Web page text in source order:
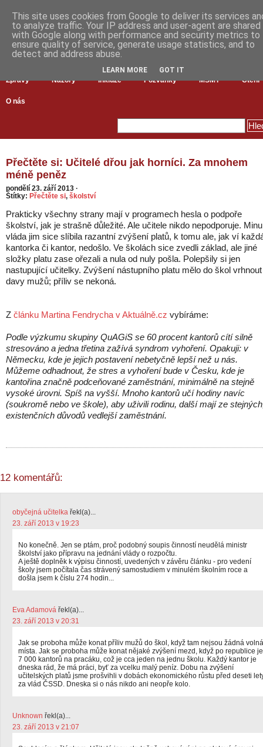
Zprávy Názory Inkluze Pozvánky MŠMT Čtení
O nás
Přečtěte si: Učitelé dřou jak horníci. Za mnohem
méně peněz
pondělí 23. září 2013 ·
Štítky: Přečtěte si, školství
Prakticky všechny strany mají v programech hesla o podpoře
školství, jak je strašně důležité. Ale učitele nikdo nepodporuje.
vláda jim sice slíbila razantní zvýšení platů, k tomu ale, jak ví
kantorka či kantor, nedošlo. Ve školách sice zvedli základ, ale jiné
složky platu zase ořezali a nula od nuly pošla. Polepšily si jen
nastupující učitelky. Zvýšení nástupního platu mělo do škol vrhnout
davy mužů; příliv se nekoná.
Z článku Martina Fendrycha v Aktuálně.cz vybíráme:
Podle výzkumu skupiny QuAGiS se 60 procent kantorů cítí silně
stresováno a jedna třetina zažívá syndrom vyhoření. Opakuji: v
Německu, kde je jejich postavení nebetyčně lepší než u nás.
Můžeme odhadnout, že stres a vyhoření bude v Česku, kde je
kantořina značně podceňované zaměstnání, minimálně na stejně
vysoké úrovni. Spíš na vyšší. Mnoho kantorů učí hodiny navíc
(soukromě nebo ve škole), aby uživili rodinu, další mají ze
existenčních důvodů vedlejší zaměstnání.
12 komentářů:
obyčejná učitelka řekl(a)...
23. září 2013 v 19:23
No konečně. Jen se ptám, proč podobný soupis činností neudělá ministr
školství jako přípravu na jednání vlády o rozpočtu.
A ještě doplněk k výpisu činností, uvedených v závěru článku - pro vedení
školy jsem počítala čas strávený samostudiem v minulém školním roce a
došla jsem k číslu 274 hodin...
Eva Adamová řekl(a)...
23. září 2013 v 20:31
Jak se proboha může konat příliv mužů do škol, když tam nejsou žádná volná
místa. Jak se proboha může konat nějaké zvýšení mezd, když po republice je
7 000 kantorů na pracáku, což je cca jeden na jednu školu. Každý kantor je
dneska rád, že má práci, byť za vcelku malý peníz. Dobu na zvýšení
učitelských platů jsme prošvihli v dobách ekonomického růstu před deseti
za vlád ČSSD. Dneska si o nás nikdo ani neopře kolo.
Unknown řekl(a)...
23. září 2013 v 21:07
This site uses cookies from Google to deliver its services
to analyze traffic. Your IP address and user-agent are shared
with Google along with performance and security metrics to
ensure quality of service, generate usage statistics, and to
detect and address abuse.
LEARN MORE GOT IT